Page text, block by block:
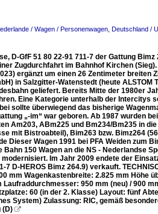
/ Wagen / Personenwagen Deutschland /
D-GfF 51 80 22-91 711-7 der Gattung
Zugdurchfahrt im Bahnhof Kirchen
ergänzt um einen 26 Zentimeter breiten
in Salzgitter-Watenstedt (heute
geliefert. Bereits Mitte der 1980er
Eine Kategorie unterhalb der Intercitys
sollte überwiegend das bisherige
„-im“ war geboren. Ab 1987 wurden
Am203, ABm225 und Bm234/Bm235 in
mit Bistroabteil), Bim263 bzw. Bimz264
Dieser Wagen 1991 bei PFA Weiden zum
150 Wagen an die NS - Nederlandse
Im Jahr 2009 endete der
7 D-HEROS Bimz 264.9) verkauft.
mm Wagenkastenbreite: 2.825 mm Höhe
950 mm (neu) / 900
60 (in der 2. Klasse) Layout: fünf
System) Zulassung: RIC, gemäß
(D) 